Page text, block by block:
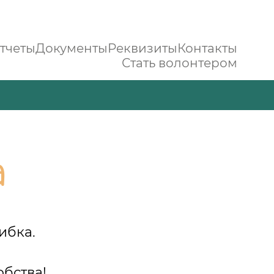
ДокументыРеквизитыКонтакты
Стать волонтером